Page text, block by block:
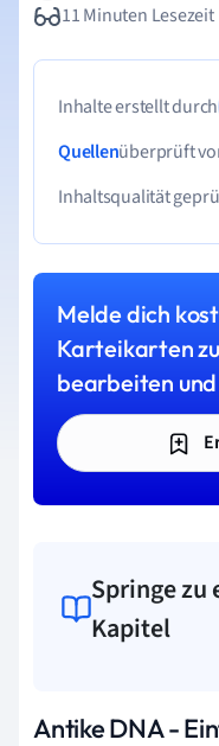
11 Minuten Lesezeit
Inhalte erstellt durch
Quellenüberprüft
Inhaltsqualität
Melde dich
Karteikarten
bearbeiten
Springe
Kapitel
Antike DNA -